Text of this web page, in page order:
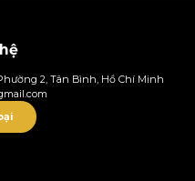
2, Tân Bình, Hồ Chí Minh